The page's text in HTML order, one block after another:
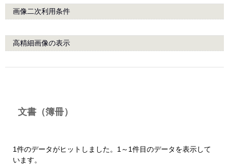
画像二次利用条件
高精細画像の表示
文書（簿冊）
1件のデータがヒットしました。1～1件目のデータを表示して
います。